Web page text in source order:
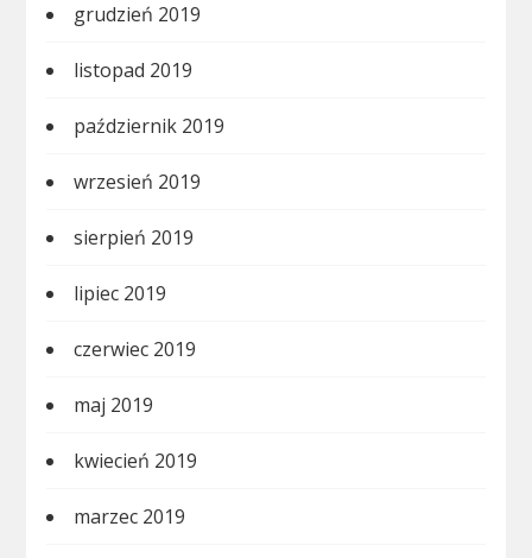
grudzień 2019
listopad 2019
październik 2019
wrzesień 2019
sierpień 2019
lipiec 2019
czerwiec 2019
maj 2019
kwiecień 2019
marzec 2019